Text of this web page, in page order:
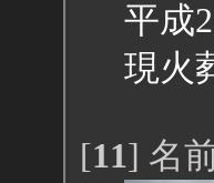
平成
現火
[11] 名